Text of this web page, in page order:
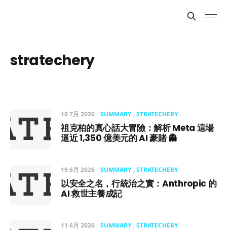
stratechery
10 7月 2026 SUMMARY STRATECHERY
祖克柏的真心話大冒險：解析 Meta 這場
逼近 1,350 億美元的 AI 豪賭 👻
19 6月 2026 SUMMARY STRATECHERY
以安全之名，行統治之實：Anthropic 的
AI 救世主養成記
11 6月 2026 SUMMARY STRATECHERY